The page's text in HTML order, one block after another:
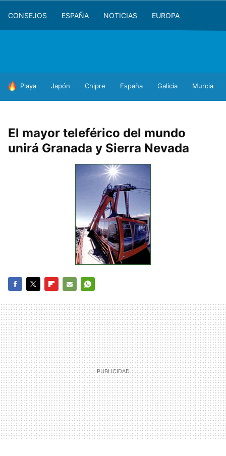
CONSEJOS ESPAÑA NOTICIAS EUROPA
HOY SE HABLA DE
Playa Japón Chipre España Galicia Murcia
El mayor teleférico del mundo
unirá Granada y Sierra Nevada
MAIL